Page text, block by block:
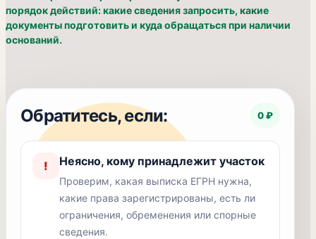
порядок действий: какие сведения запросить, какие
документы подготовить и куда обращаться при наличии
оснований.
Обратитесь, если: 0 ₽
! Неясно, кому принадлежит участок
Проверим, какая выписка ЕГРН нужна,
какие права зарегистрированы, есть ли
ограничения, обременения или спорные
сведения.